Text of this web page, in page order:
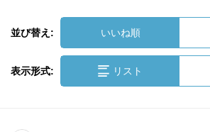
並び替え: いいね順
表示形式: リスト